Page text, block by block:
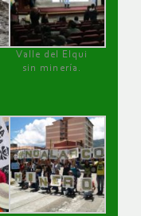
Valle del Elqui
sin minería.